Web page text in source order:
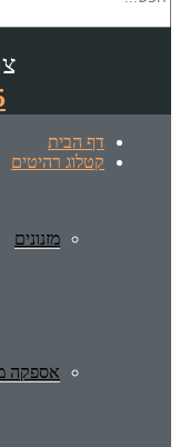
דף הבית
קטלוג רהיטים
מזנונים
אספקה